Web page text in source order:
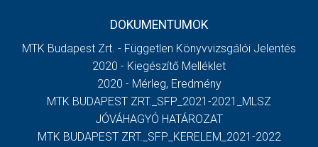
DOKUMENTUMOK
MTK Budapest Zrt. - Független Könyvvizsgálói Jelentés
2020 - Kiegészítő Melléklet
2020 - Mérleg, Eredmény
MTK BUDAPEST ZRT._SFP_2021-2021_MLSZ
JÓVÁHAGYÓ HATÁROZAT
MTK BUDAPEST ZRT._SFP_KERELEM_2021-2022